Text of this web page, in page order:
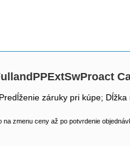
záruky pri kúpe;
zmenu ceny až po potvrdenie